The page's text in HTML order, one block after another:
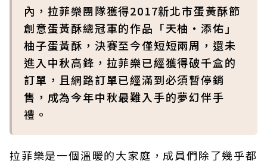
內，拉菲樂團隊獲得2017新北市蛋黃酥節
創意蛋黃酥總冠軍的作品「天柚・添佑」
柚子蛋黃酥，決賽至今僅短短兩周，還未
進入中秋高鋒，拉菲樂已經獲得破千盒的
訂單，且網路訂單已經滿到必須暫停銷
售，成為今年中秋最難入手的夢幻伴手
禮。
拉菲樂是一個溫暖的大家庭，成員們除了幾乎都